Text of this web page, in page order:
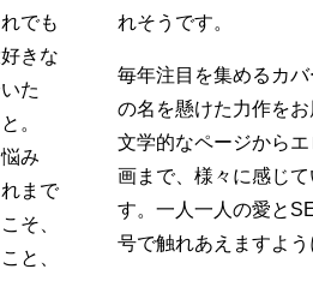
でも
きな
た
。
み
まで
そ、
と、
れそうです。
毎年注目を集めるカ
の名を懸けた力作をお
文学的なページから
画まで、様々に感じ
す。一人一人の愛と
号で触れあえますよう